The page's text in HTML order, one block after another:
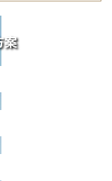
案